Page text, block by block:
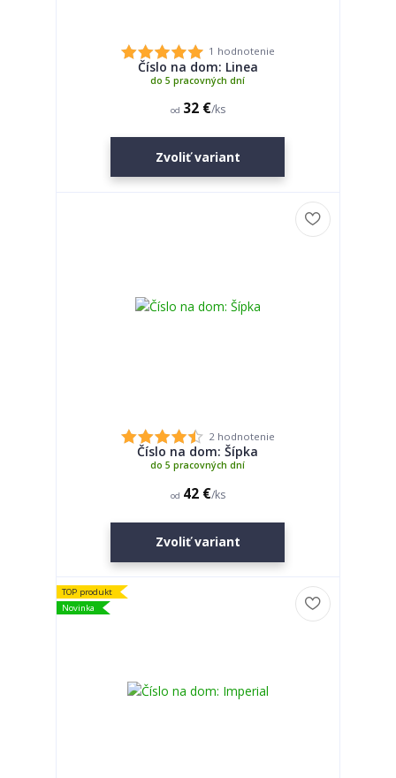
1 hodnotenie
Číslo na dom: Linea
od 32 €/ks
do 5 pracovných dní
Zvoliť variant
2 hodnotenie
Číslo na dom: Šípka
od 42 €/ks
do 5 pracovných dní
Zvoliť variant
TOP produkt
Novinka